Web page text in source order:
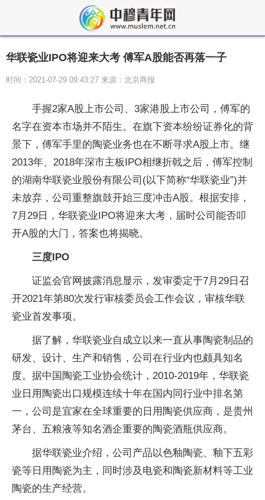
华联瓷业IPO将迎来大考 傅军A股能否再落一子
时间：2021-07-29 09:43:27 来源：北京商报
手握2家A股上市公司、3家港股上市公司，傅军的
名字在资本市场并不陌生。在旗下资本纷纷证券化的背
景下，傅军手里的陶瓷业务也在不断寻求A股上市。继
2013年、2018年深市主板IPO相继折戟之后，傅军控制
的湖南华联瓷业股份有限公司(以下简称“华联瓷业”)并
未放弃，公司重整旗鼓开始三度冲击A股。根据安排，
7月29日，华联瓷业IPO将迎来大考，届时公司能否叩
开A股的大门，答案也将揭晓。
三度IPO
证监会官网披露消息显示，发审委定于7月29日召
开2021年第80次发行审核委员会工作会议，审核华联
瓷业首发事项。
据了解，华联瓷业自成立以来一直从事陶瓷制品的
研发、设计、生产和销售，公司在行业内也颇具知名
度。据中国陶瓷工业协会统计，2010-2019年，华联瓷
业日用陶瓷出口规模连续十年在国内同行业中排名第
一，公司是宜家在全球重要的日用陶瓷供应商，是贵州
茅台、五粮液等知名酒企重要的陶瓷酒瓶供应商。
据华联瓷业介绍，公司产品以色釉陶瓷、釉下五彩
瓷等日用陶瓷为主，同时涉及电瓷和陶瓷新材料等工业
陶瓷的生产经营。